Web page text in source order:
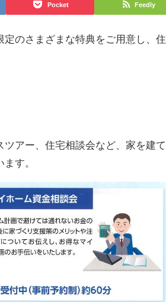
Pocket Feedly
のさまざまな特典をご用意し、住
アー、住宅相談会など、家を建て
す。